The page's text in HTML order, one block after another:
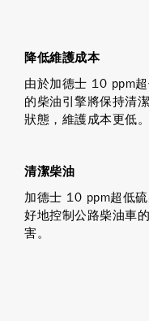
降低維護成本
由於加德士 10 ppm
的柴油引擎將保持清
狀態，維護成本更低。
清潔柴油
加德士 10 ppm超低
好地控制公路柴油車
害。